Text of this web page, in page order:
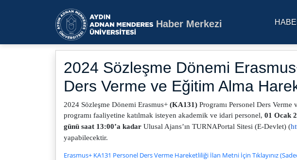
Aydın Adnan Menderes
Haber Merkezi
2024 Sözleşme Dönemi
Ders Verme ve Eğitim Alma
2024 Sözleşme Dönemi Erasmus+ (KA131) Programı Personel Ders
programı faaliyetine katılmak isteyen akademik ve idari personel, 01 Ocak
günü saat 13:00’a kadar Ulusal Ajans’ın TURNAPortal Sitesi (E-Devlet) (
yapabilecektir.
Erasmus+ KA131 Personel Ders Verme Hareketliliği İlan Metni İçin Tıklayınız